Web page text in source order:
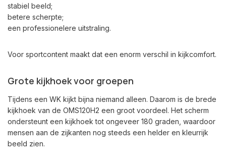
stabiel beeld;
betere scherpte;
een professionelere uitstraling.
Voor sportcontent maakt dat een enorm verschil in kijkcomfort.
Grote kijkhoek voor groepen
Tijdens een WK kijkt bijna niemand alleen. Daarom is de brede
kijkhoek van de OMS120H2 een groot voordeel. Het scherm
ondersteunt een kijkhoek tot ongeveer 180 graden, waardoor
mensen aan de zijkanten nog steeds een helder en kleurrijk
beeld zien.